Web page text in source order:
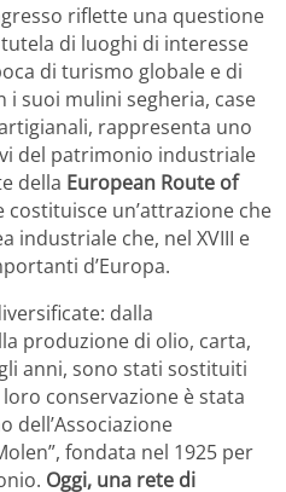
riflette una questione
di luoghi di interesse
di turismo globale e di
i suoi mulini segheria, case
rappresenta uno
del patrimonio industriale
della European Route of
costituisce un’attrazione che
industriale che, nel XVIII e
d’Europa.
dalla
produzione di olio, carta,
anni, sono stati sostituiti
conservazione è stata
dell’Associazione
fondata nel 1925 per
Oggi, una rete di